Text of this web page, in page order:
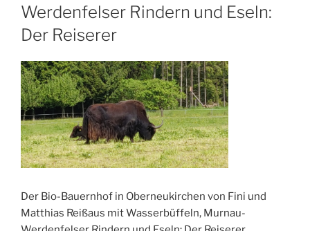
Werdenfelser Rindern und Eseln:
Der Reiserer
Der Bio-Bauernhof in Oberneukirchen von Fini und
Matthias Reißaus mit Wasserbüffeln, Murnau-